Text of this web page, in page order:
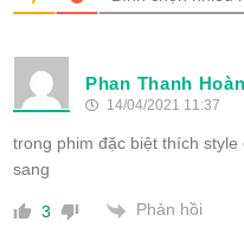
Phan Thanh
14/04/2021 11:37
trong phim đặc biệt thích
sang
3 Phản hồi